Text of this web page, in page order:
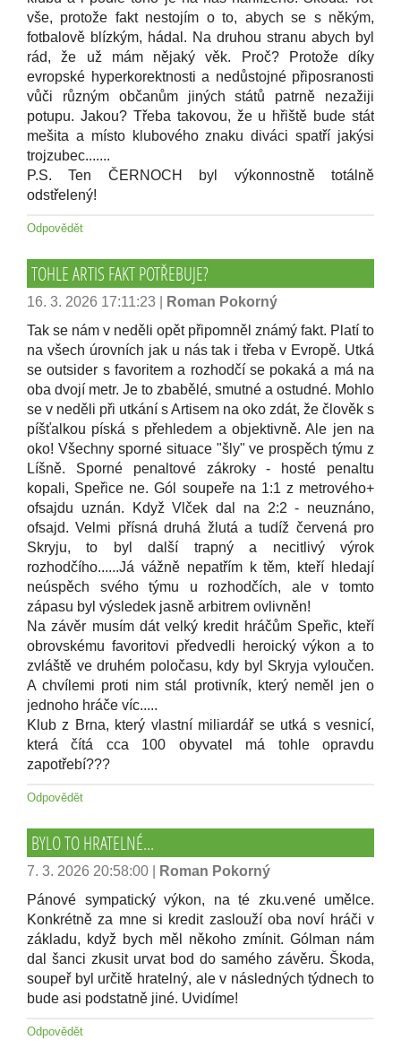
vše, protože fakt nestojím o to, abych se s někým,
fotbalově blízkým, hádal. Na druhou stranu abych byl
rád, že už mám nějaký věk. Proč? Protože díky
evropské hyperkorektnosti a nedůstojné připosranosti
vůči různým občanům jiných států patrně nezažiji
potupu. Jakou? Třeba takovou, že u hřiště bude stát
mešita a místo klubového znaku diváci spatří jakýsi
trojzubec.......
P.S. Ten ČERNOCH byl výkonnostně totálně
odstřelený!
Odpovědět
TOHLE ARTIS FAKT POTŘEBUJE?
16. 3. 2026 17:11:23
Roman Pokorný
Tak se nám v neděli opět připomněl známý fakt. Platí to
na všech úrovních jak u nás tak i třeba v Evropě. Utká
se outsider s favoritem a rozhodčí se pokaká a má na
oba dvojí metr. Je to zbabělé, smutné a ostudné. Mohlo
se v neděli při utkání s Artisem na oko zdát, že člověk s
píšťalkou píská s přehledem a objektivně. Ale jen na
oko! Všechny sporné situace "šly" ve prospěch týmu z
Líšně. Sporné penaltové zákroky - hosté penaltu
kopali, Speřice ne. Gól soupeře na 1:1 z metrového+
ofsajdu uznán. Když Vlček dal na 2:2 - neuznáno,
ofsajd. Velmi přísná druhá žlutá a tudíž červená pro
Skryju, to byl další trapný a necitlivý výrok
rozhodčího......Já vážně nepatřím k těm, kteří hledají
neúspěch svého týmu u rozhodčích, ale v tomto
zápasu byl výsledek jasně arbitrem ovlivněn!
Na závěr musím dát velký kredit hráčům Speřic, kteří
obrovskému favoritovi předvedli heroický výkon a to
zvláště ve druhém poločasu, kdy byl Skryja vyloučen.
A chvílemi proti nim stál protivník, který neměl jen o
jednoho hráče víc.....
Klub z Brna, který vlastní miliardář se utká s vesnicí,
která čítá cca 100 obyvatel má tohle opravdu
zapotřebí???
Odpovědět
BYLO TO HRATELNÉ...
7. 3. 2026 20:58:00
Roman Pokorný
Pánové sympatický výkon, na té zku.vené umělce.
Konkrétně za mne si kredit zaslouží oba noví hráči v
základu, když bych měl někoho zmínit. Gólman nám
dal šanci zkusit urvat bod do samého závěru. Škoda,
soupeř byl určitě hratelný, ale v následných týdnech to
bude asi podstatně jiné. Uvidíme!
Odpovědět